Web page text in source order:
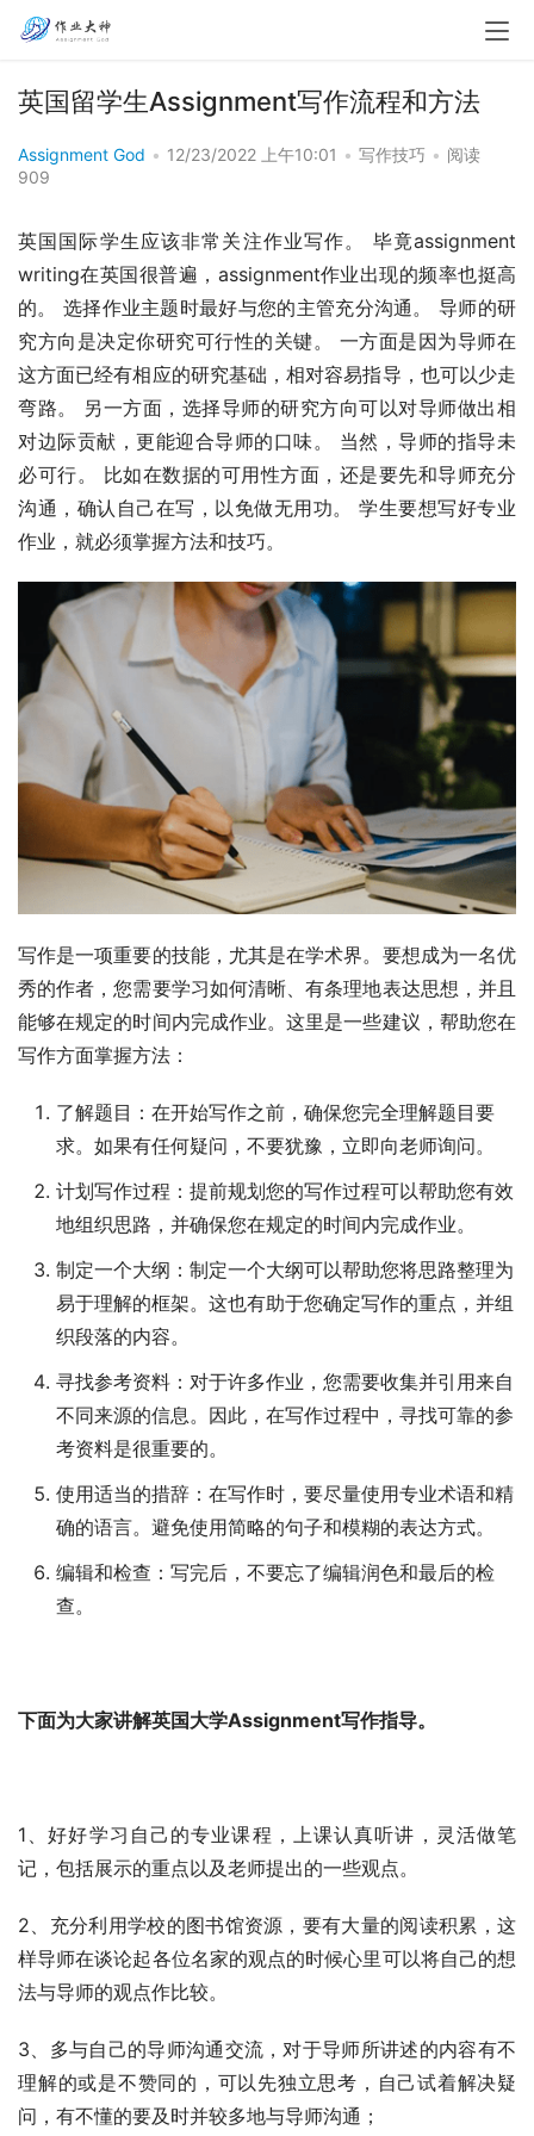
英国留学生Assignment写作流程和方法
Assignment God • 12/23/2022 上午10:01 • 写作技巧 • 阅读
909
英国国际学生应该非常关注作业写作。 毕竟assignment
writing在英国很普遍，assignment作业出现的频率也挺高
的。 选择作业主题时最好与您的主管充分沟通。 导师的研
究方向是决定你研究可行性的关键。 一方面是因为导师在
这方面已经有相应的研究基础，相对容易指导，也可以少走
弯路。 另一方面，选择导师的研究方向可以对导师做出相
对边际贡献，更能迎合导师的口味。 当然，导师的指导未
必可行。 比如在数据的可用性方面，还是要先和导师充分
沟通，确认自己在写，以免做无用功。 学生要想写好专业
作业，就必须掌握方法和技巧。
写作是一项重要的技能，尤其是在学术界。要想成为一名优
秀的作者，您需要学习如何清晰、有条理地表达思想，并且
能够在规定的时间内完成作业。这里是一些建议，帮助您在
写作方面掌握方法：
了解题目：在开始写作之前，确保您完全理解题目要
求。如果有任何疑问，不要犹豫，立即向老师询问。
计划写作过程：提前规划您的写作过程可以帮助您有效
地组织思路，并确保您在规定的时间内完成作业。
制定一个大纲：制定一个大纲可以帮助您将思路整理为
易于理解的框架。这也有助于您确定写作的重点，并组
织段落的内容。
寻找参考资料：对于许多作业，您需要收集并引用来自
不同来源的信息。因此，在写作过程中，寻找可靠的参
考资料是很重要的。
使用适当的措辞：在写作时，要尽量使用专业术语和精
确的语言。避免使用简略的句子和模糊的表达方式。
编辑和检查：写完后，不要忘了编辑润色和最后的检
查。
下面为大家讲解英国大学Assignment写作指导。
1、好好学习自己的专业课程，上课认真听讲，灵活做笔
记，包括展示的重点以及老师提出的一些观点。
2、充分利用学校的图书馆资源，要有大量的阅读积累，这
样导师在谈论起各位名家的观点的时候心里可以将自己的想
法与导师的观点作比较。
3、多与自己的导师沟通交流，对于导师所讲述的内容有不
理解的或是不赞同的，可以先独立思考，自己试着解决疑
问，有不懂的要及时并较多地与导师沟通；